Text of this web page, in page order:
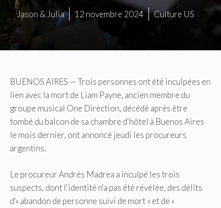
Jason & Julia 12 novembre 2024 Culture US
BUENOS AIRES — Trois personnes ont été inculpées en
lien avec la mort de Liam Payne, ancien membre du
groupe musical One Direction, décédé après être
tombé du balcon de sa chambre d'hôtel à Buenos Aires
le mois dernier, ont annoncé jeudi les procureurs
argentins.
Le procureur Andrés Madrea a inculpé les trois
suspects, dont l'identité n'a pas été révélée, des délits
d'« abandon de personne suivi de mort » et de «